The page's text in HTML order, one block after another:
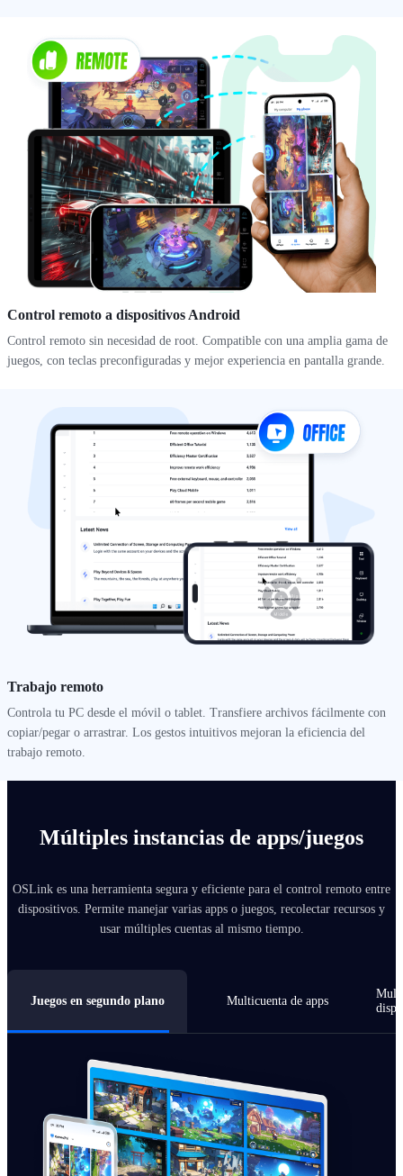
Control remoto a dispositivos Android
Control remoto sin necesidad de root. Compatible con una amplia gama de
juegos, con teclas preconfiguradas y mejor experiencia en pantalla grande.
Trabajo remoto
Controla tu PC desde el móvil o tablet. Transfiere archivos fácilmente con
copiar/pegar o arrastrar. Los gestos intuitivos mejoran la eficiencia del
trabajo remoto.
Múltiples instancias de apps/juegos
OSLink es una herramienta segura y eficiente para el control remoto entre
dispositivos. Permite manejar varias apps o juegos, recolectar recursos y
usar múltiples cuentas al mismo tiempo.
Juegos en segundo plano Multicuenta de apps